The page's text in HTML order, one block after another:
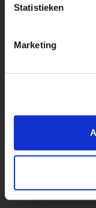
Statistieken
Marketing